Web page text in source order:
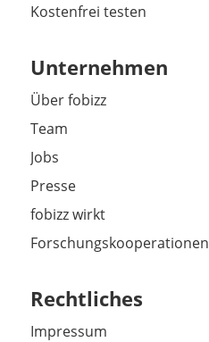
Kostenfrei testen
Unternehmen
Über fobizz
Team
Jobs
Presse
fobizz wirkt
Forschungskooperationen
Rechtliches
Impressum